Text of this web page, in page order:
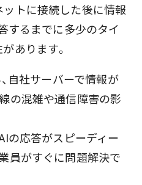
トに接続した後に情報
するまでに多少のタイ
あります。
自社サーバーで情報が
の混雑や通信障害の影
の応答がスピーディー
員がすぐに問題解決で